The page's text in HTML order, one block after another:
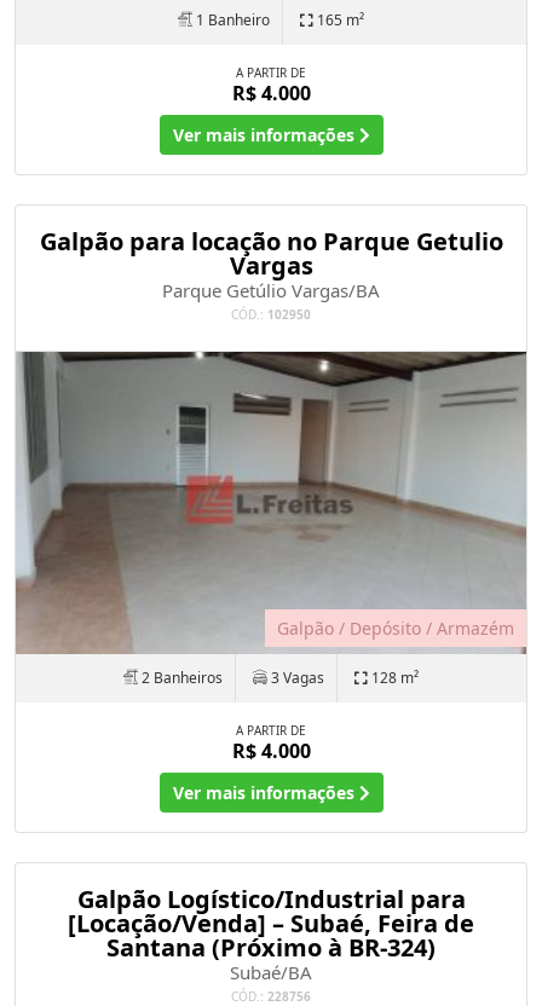
1 Banheiro 165 m²
A PARTIR DE
R$ 4.000
Ver mais informações
Galpão para locação no Parque Getulio
Vargas
Parque Getúlio Vargas/BA
CÓD.: 102950
Galpão / Depósito / Armazém
2 Banheiros 3 Vagas 128 m²
A PARTIR DE
R$ 4.000
Ver mais informações
Galpão Logístico/Industrial para
[Locação/Venda] – Subaé, Feira de
Santana (Próximo à BR-324)
Subaé/BA
CÓD.: 228756